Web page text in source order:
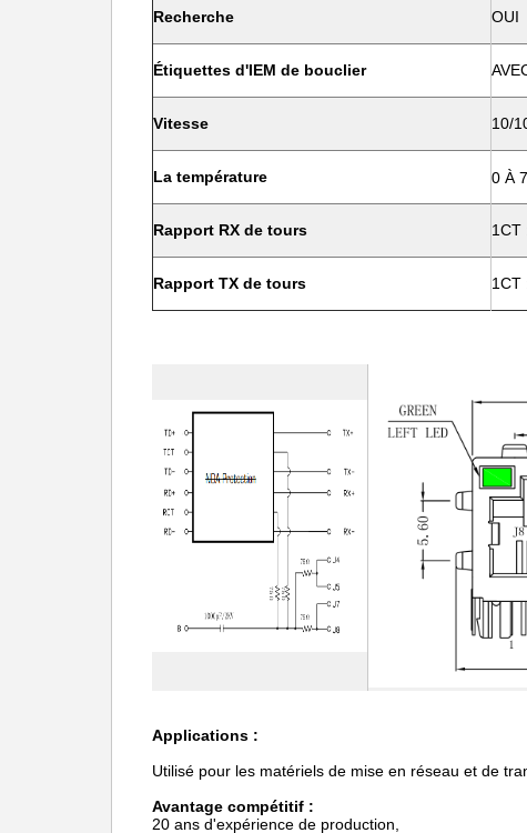
Recherche OUI
Étiquettes d'IEM de bouclier
Vitesse 10/
La température 0 À
Rapport RX de tours 1CT
Rapport TX de tours 1CT
Applications :
Utilisé pour les matériels de mise en réseau et de
Avantage compétitif :
20 ans d'expérience de production,